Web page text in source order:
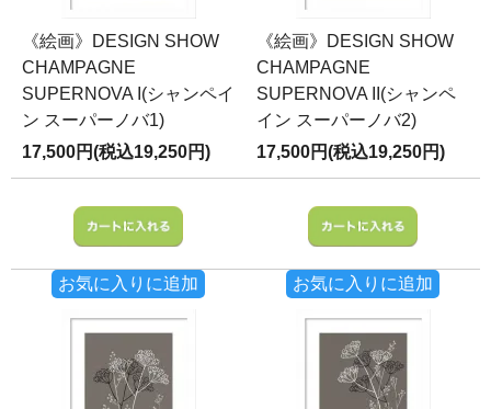
《絵画》DESIGN SHOW
CHAMPAGNE
SUPERNOVA I(シャンペイ
ン スーパーノバ1)
17,500円(税込19,250円)
お気に入りに追加
《絵画》DESIGN SHOW
CHAMPAGNE
SUPERNOVA II(シャンペ
イン スーパーノバ2)
17,500円(税込19,250円)
お気に入りに追加